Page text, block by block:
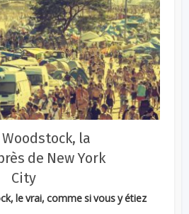
la
de New York
City
le vrai, comme si vous y étiez